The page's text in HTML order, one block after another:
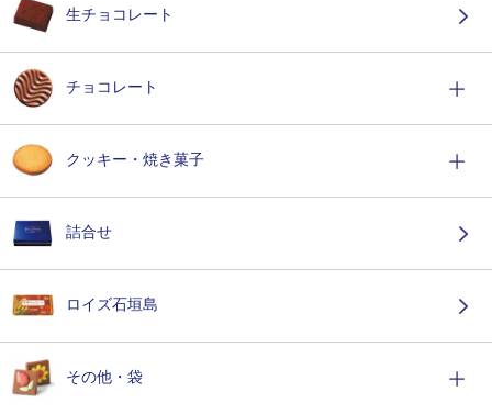
生チョコレート
チョコレート
クッキー・焼き菓子
詰合せ
ロイズ石垣島
その他・袋